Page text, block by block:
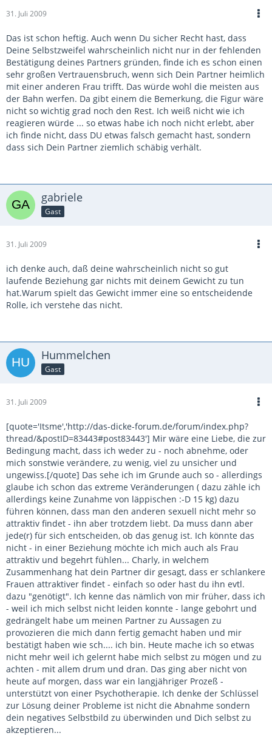
31. Juli 2009
Das ist schon heftig. Auch wenn Du sicher Recht hast, dass
Deine Selbstzweifel wahrscheinlich nicht nur in der fehlenden
Bestätigung deines Partners gründen, finde ich es schon einen
sehr großen Vertrauensbruch, wenn sich Dein Partner heimlich
mit einer anderen Frau trifft. Das würde wohl die meisten aus
der Bahn werfen. Da gibt einem die Bemerkung, die Figur wäre
nicht so wichtig grad noch den Rest. Ich weiß nicht wie ich
reagieren würde ... so etwas habe ich noch nicht erlebt, aber
ich finde nicht, dass DU etwas falsch gemacht hast, sondern
dass sich Dein Partner ziemlich schäbig verhält.
gabriele
Gast
31. Juli 2009
ich denke auch, daß deine wahrscheinlich nicht so gut
laufende Beziehung gar nichts mit deinem Gewicht zu tun
hat.Warum spielt das Gewicht immer eine so entscheidende
Rolle, ich verstehe das nicht.
Hummelchen
Gast
31. Juli 2009
[quote='Itsme','http://das-dicke-forum.de/forum/index.php?
thread/&postID=83443#post83443'] Mir wäre eine Liebe, die zur
Bedingung macht, dass ich weder zu - noch abnehme, oder
mich sonstwie verändere, zu wenig, viel zu unsicher und
ungewiss.[/quote] Das sehe ich im Grunde auch so - allerdings
glaube ich schon das extreme Veränderungen ( dazu zähle ich
allerdings keine Zunahme von läppischen :-D 15 kg) dazu
führen können, dass man den anderen sexuell nicht mehr so
attraktiv findet - ihn aber trotzdem liebt. Da muss dann aber
jede(r) für sich entscheiden, ob das genug ist. Ich könnte das
nicht - in einer Beziehung möchte ich mich auch als Frau
attraktiv und begehrt fühlen... Charly, in welchem
Zusammenhang hat dein Partner dir gesagt, dass er schlankere
Frauen attraktiver findet - einfach so oder hast du ihn evtl.
dazu "genötigt". Ich kenne das nämlich von mir früher, dass ich
- weil ich mich selbst nicht leiden konnte - lange gebohrt und
gedrängelt habe um meinen Partner zu Aussagen zu
provozieren die mich dann fertig gemacht haben und mir
bestätigt haben wie sch.... ich bin. Heute mache ich so etwas
nicht mehr weil ich gelernt habe mich selbst zu mögen und zu
achten - mit allem drum und dran. Das ging aber nicht von
heute auf morgen, dass war ein langjähriger Prozeß -
unterstützt von einer Psychotherapie. Ich denke der Schlüssel
zur Lösung deiner Probleme ist nicht die Abnahme sondern
dein negatives Selbstbild zu überwinden und Dich selbst zu
akzeptieren...